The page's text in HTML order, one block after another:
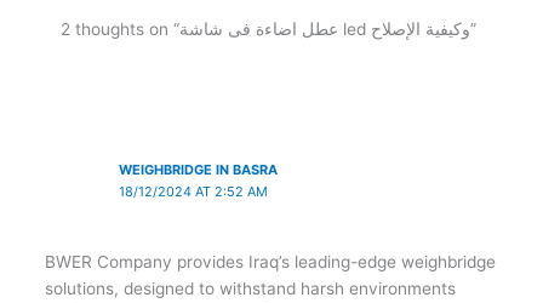
2 thoughts on “عطل اضاءة فى شاشة led وكيفية الإصلاح”
WEIGHBRIDGE IN BASRA
18/12/2024 AT 2:52 AM
BWER Company provides Iraq’s leading-edge weighbridge
solutions, designed to withstand harsh environments